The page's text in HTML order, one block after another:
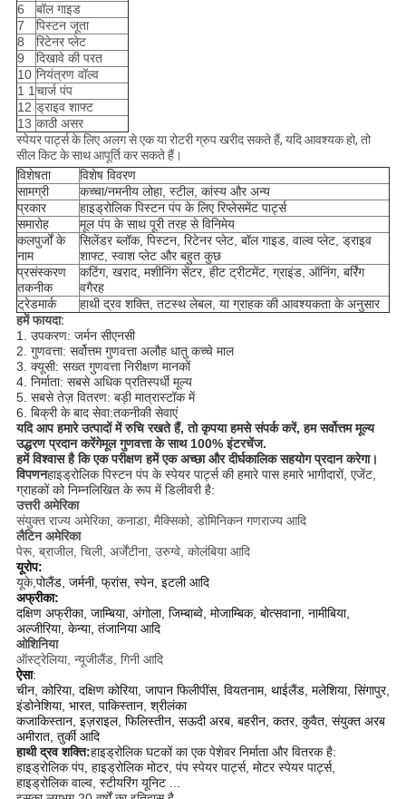
6
बॉल गाइड
7
पिस्टन जूता
8
रिटेनर प्लेट
9
दिखावे की परत
10 नियंत्रण वॉल्व
1 1चार्ज पंप
12 ड्राइव शाफ्ट
13 काठी असर
स्पेयर पार्ट्स के लिए अलग से एक या रोटरी ग्रुप खरीद सकते हैं, यदि आवश्यक हो, तो
सील किट के साथ आपूर्ति कर सकते हैं।
विशेषता
विशेष विवरण
सामग्री
कच्चा/नमनीय लोहा, स्टील, कांस्य और अन्य
प्रकार
हाइड्रोलिक पिस्टन पंप के लिए रिप्लेसमेंट पार्ट्स
समारोह
मूल पंप के साथ पूरी तरह से विनिमेय
कलपुर्जों के
नाम
सिलेंडर ब्लॉक, पिस्टन, रिटेनर प्लेट, बॉल गाइड, वाल्व प्लेट, ड्राइव
शाफ्ट, स्वाश प्लेट और बहुत कुछ
प्रसंस्करण
तकनीक
कटिंग, खराद, मशीनिंग सेंटर, हीट ट्रीटमेंट, ग्राइंड, ऑनिंग, बर्रिंग
वगैरह
ट्रेडमार्क
हाथी द्रव शक्ति, तटस्थ लेबल, या ग्राहक की आवश्यकता के अनुसार
हमें फायदा:
1. उपकरण: जर्मन सीएनसी
2. गुणवत्ता: सर्वोत्तम गुणवत्ता अलौह धातु कच्चे माल
3. क्यूसी: सख्त गुणवत्ता निरीक्षण मानकों
4. निर्माता: सबसे अधिक प्रतिस्पर्धी मूल्य
5. सबसे तेज़ वितरण: बड़ी मात्रास्टॉक में
6. बिक्री के बाद सेवा:तकनीकी सेवाएं
यदि आप हमारे उत्पादों में रुचि रखते हैं, तो कृपया हमसे संपर्क करें, हम सर्वोत्तम मूल्य
उद्धरण प्रदान करेंगेमूल गुणवत्ता के साथ 100% इंटरचेंज.
हमें विश्वास है कि एक परीक्षण हमें एक अच्छा और दीर्घकालिक सहयोग प्रदान करेगा।
विपणनहाइड्रोलिक पिस्टन पंप के स्पेयर पार्ट्स की हमारे पास हमारे भागीदारों, एजेंट,
ग्राहकों को निम्नलिखित के रूप में डिलीवरी है:
उत्तरी अमेरिका
संयुक्त राज्य अमेरिका, कनाडा, मैक्सिको, डोमिनिकन गणराज्य आदि
लैटिन अमेरिका
पेरू, ब्राजील, चिली, अर्जेंटीना, उरुग्वे, कोलंबिया आदि
यूरोप:
यूके,पोलैंड, जर्मनी, फ्रांस, स्पेन, इटली आदि
अफ्रीका:
दक्षिण अफ्रीका, जाम्बिया, अंगोला, जिम्बाब्वे, मोजाम्बिक, बोत्सवाना, नामीबिया,
अल्जीरिया, केन्या, तंजानिया आदि
ओशिनिया
ऑस्ट्रेलिया, न्यूजीलैंड, गिनी आदि
ऐसा:
चीन, कोरिया, दक्षिण कोरिया, जापान फिलीपींस, वियतनाम, थाईलैंड, मलेशिया, सिंगापुर,
इंडोनेशिया, भारत, पाकिस्तान, श्रीलंका
कजाकिस्तान, इज़राइल, फिलिस्तीन, सऊदी अरब, बहरीन, कतर, कुवैत, संयुक्त अरब
अमीरात, तुर्की आदि
हाथी द्रव शक्ति:हाइड्रोलिक घटकों का एक पेशेवर निर्माता और वितरक है:
हाइड्रोलिक पंप, हाइड्रोलिक मोटर, पंप स्पेयर पार्ट्स, मोटर स्पेयर पार्ट्स,
हाइड्रोलिक वाल्व, स्टीयरिंग यूनिट ...